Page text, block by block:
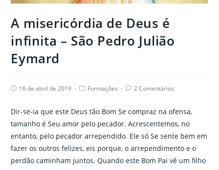
A misericórdia de Deus é
infinita – São Pedro Julião
Eymard
Post16 de abril de 2019
PostFormações
Post2 Comentários
Dir-se-ia que este Deus tão Bom Se compraz na ofensa,
tamanho é Seu amor pelo pecador. Acrescentemos, no
entanto, pelo pecador arrependido. Ele só Se sente bem em
fazer os outros felizes, eis porque, o arrependimento e o
perdão caminham juntos. Quando este Bom Pai vê um filho